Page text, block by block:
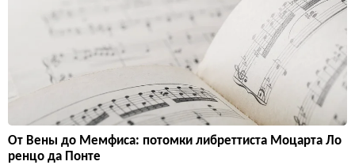
От Вены до Мемфиса: потомки либреттиста Моцарта Ло
ренцо да Понте